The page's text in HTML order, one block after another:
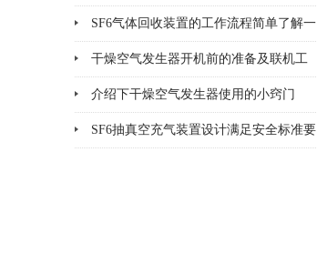
SF6气体回收装置的工作流程简单了解一
下
干燥空气发生器开机前的准备及联机工
作有哪些
介绍下干燥空气发生器使用的小窍门
SF6抽真空充气装置设计满足安全标准要